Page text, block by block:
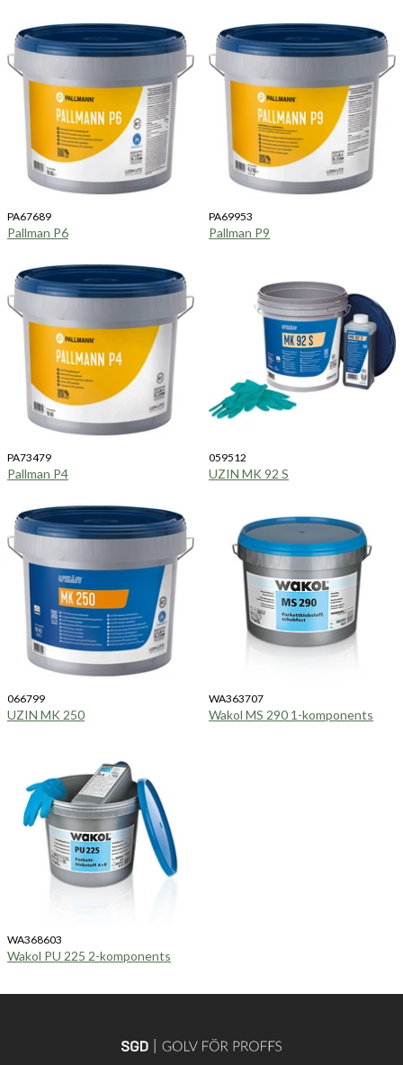
PA67689
Pallman P6
PA69953
Pallman P9
PA73479
Pallman P4
059512
UZIN MK 92 S
066799
UZIN MK 250
WA363707
Wakol MS 290 1-komponents
WA368603
Wakol PU 225 2-komponents